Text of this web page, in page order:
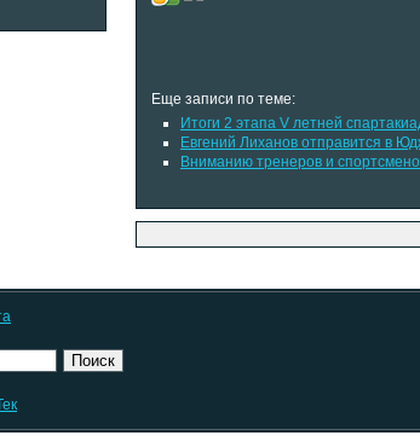
Еще записи по теме:
Итоги 2 этапа V летней
Евгений Лиханов отправится в
Вниманию тренеров и
Поиск